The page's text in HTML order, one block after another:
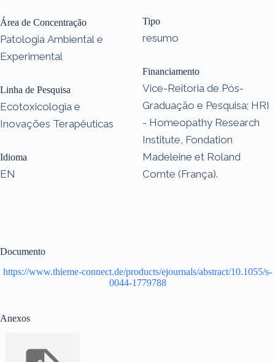
Documento
https://www.thieme-connect.de/products/ejournals/abstract/10.1055/s-
0044-1779788
Anexos
Área de Concentração
Patologia Ambiental e
Experimental
Linha de Pesquisa
Ecotoxicologia e
Inovações Terapêuticas
Idioma
EN
Tipo
resumo
Financiamento
Vice-Reitoria de Pós-
Graduação e Pesquisa; HRI
- Homeopathy Research
Institute, Fondation
Madeleine et Roland
Comte (França).